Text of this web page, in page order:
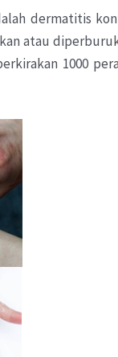
dermatitis
atau
1000